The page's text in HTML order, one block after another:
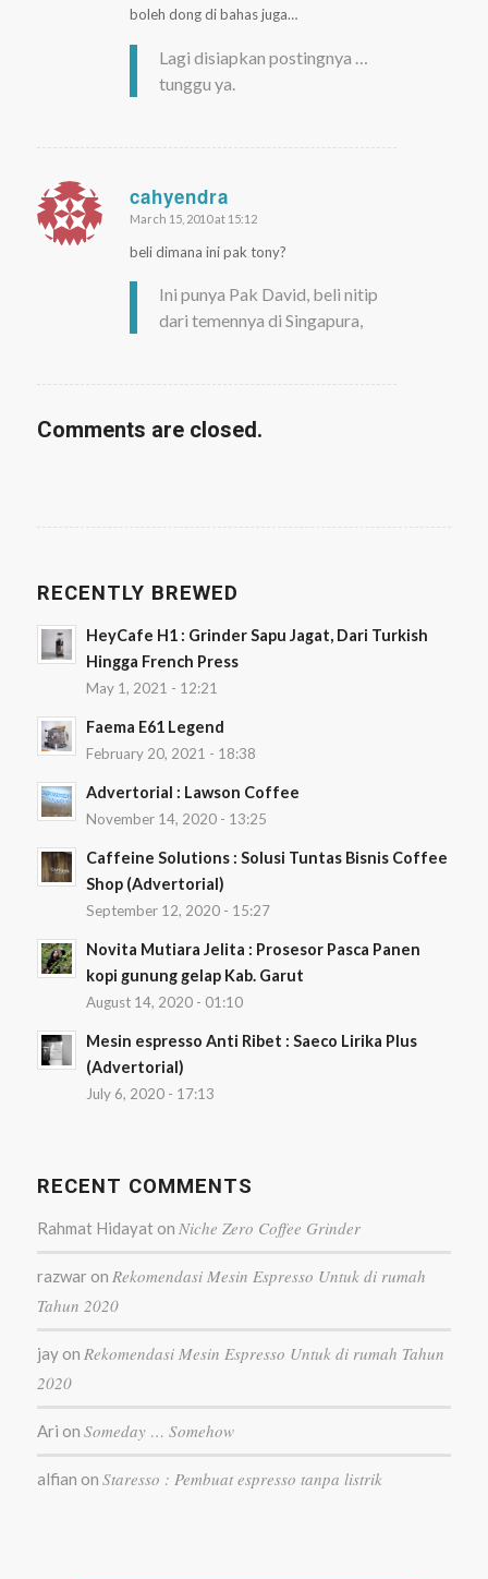
boleh dong di bahas juga…
Lagi disiapkan postingnya …
tunggu ya.
cahyendra
says:
March 15, 2010 at 15:12
beli dimana ini pak tony?
Ini punya Pak David, beli nitip
dari temennya di Singapura,
Comments are closed.
RECENTLY BREWED
HeyCafe H1 : Grinder Sapu Jagat, Dari Turkish
Hingga French Press
May 1, 2021 - 12:21
Faema E61 Legend
February 20, 2021 - 18:38
Advertorial : Lawson Coffee
November 14, 2020 - 13:25
Caffeine Solutions : Solusi Tuntas Bisnis Coffee
Shop (Advertorial)
September 12, 2020 - 15:27
Novita Mutiara Jelita : Prosesor Pasca Panen
kopi gunung gelap Kab. Garut
August 14, 2020 - 01:10
Mesin espresso Anti Ribet : Saeco Lirika Plus
(Advertorial)
July 6, 2020 - 17:13
RECENT COMMENTS
Rahmat Hidayaton Niche Zero Coffee Grinder
razwaron Rekomendasi Mesin Espresso Untuk di rumah
Tahun 2020
jayon Rekomendasi Mesin Espresso Untuk di rumah Tahun
2020
Ari on Someday … Somehow
alfian on Staresso : Pembuat espresso tanpa listrik